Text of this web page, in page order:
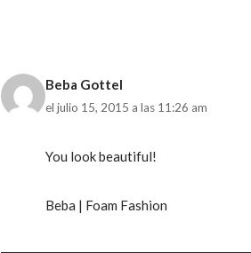
Beba Gottel
el julio 15, 2015 a las 11:26 am
You look beautiful!
Beba | Foam Fashion